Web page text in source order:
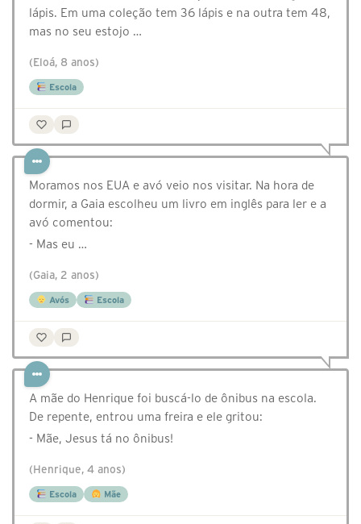
lápis. Em uma coleção tem 36 lápis e na outra tem 48,
mas no seu estojo …
(Eloá, 8 anos)
Escola
Moramos nos EUA e avó veio nos visitar. Na hora de
dormir, a Gaia escolheu um livro em inglês para ler e a
avó comentou:
- Mas eu …
(Gaia, 2 anos)
Avós Escola
A mãe do Henrique foi buscá-lo de ônibus na escola.
De repente, entrou uma freira e ele gritou:
- Mãe, Jesus tá no ônibus!
(Henrique, 4 anos)
Escola Mãe